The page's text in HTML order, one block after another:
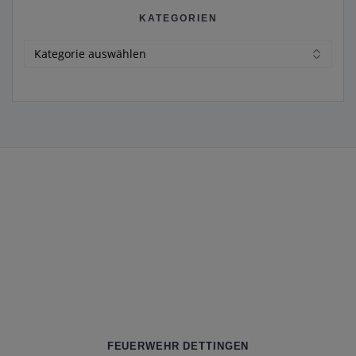
KATEGORIEN
FEUERWEHR DETTINGEN